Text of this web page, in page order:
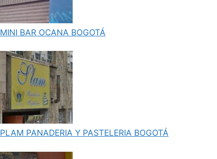
MINI BAR OCANA BOGOTÁ
PLAM PANADERIA Y PASTELERIA BOGOTÁ